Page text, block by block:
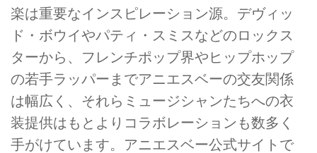
楽は重要なインスピレーション源。デヴィッ
ド・ボウイやパティ・スミスなどのロックス
ターから、フレンチポップ界やヒップホップ
の若手ラッパーまでアニエスベーの交友関係
は幅広く、それらミュージシャンたちへの衣
装提供はもとよりコラボレーションも数多く
手がけています。アニエスベー公式サイトで